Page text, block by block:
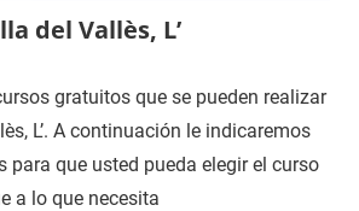
del Vallès, L’
gratuitos que se pueden realizar
L’. A continuación le indicaremos
para que usted pueda elegir el curso
a lo que necesita